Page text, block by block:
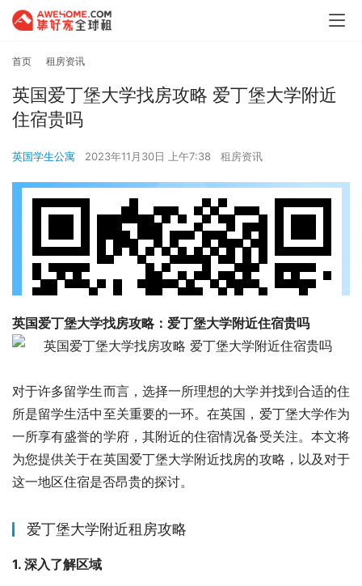
首页 租房资讯
英国爱丁堡大学找房攻略 爱丁堡大学附近
住宿贵吗
英国学生公寓 2023年11月30日 上午7:38 租房资讯
英国爱丁堡大学找房攻略：爱丁堡大学附近住宿贵吗
对于许多留学生而言，选择一所理想的大学并找到合适的住
所是留学生活中至关重要的一环。在英国，爱丁堡大学作为
一所享有盛誉的学府，其附近的住宿情况备受关注。本文将
为您提供关于在英国爱丁堡大学附近找房的攻略，以及对于
这一地区住宿是否昂贵的探讨。
爱丁堡大学附近租房攻略
1. 深入了解区域